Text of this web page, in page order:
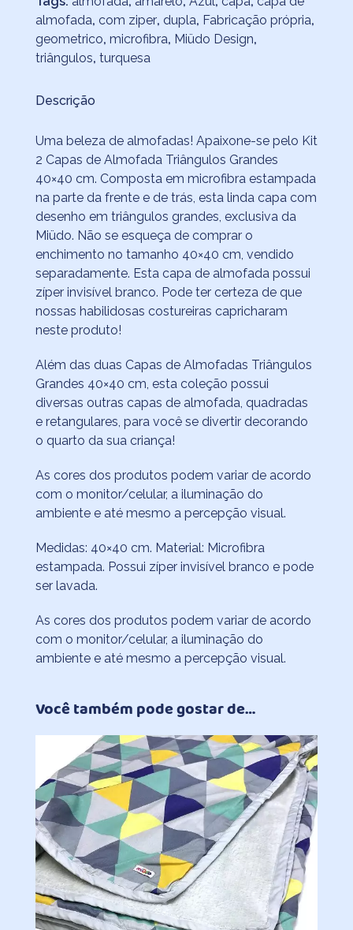
almofada, com ziper, dupla, Fabricação própria,
geometrico, microfibra, Miüdo Design,
triângulos, turquesa
Descrição
Uma beleza de almofadas! Apaixone-se pelo Kit
2 Capas de Almofada Triângulos Grandes
40×40 cm. Composta em microfibra estampada
na parte da frente e de trás, esta linda capa com
desenho em triângulos grandes, exclusiva da
Miüdo. Não se esqueça de comprar o
enchimento no tamanho 40×40 cm, vendido
separadamente. Esta capa de almofada possui
zíper invisível branco. Pode ter certeza de que
nossas habilidosas costureiras capricharam
neste produto!
Além das duas Capas de Almofadas Triângulos
Grandes 40×40 cm, esta coleção possui
diversas outras capas de almofada, quadradas
e retangulares, para você se divertir decorando
o quarto da sua criança!
As cores dos produtos podem variar de acordo
com o monitor/celular, a iluminação do
ambiente e até mesmo a percepção visual.
Medidas: 40×40 cm. Material: Microfibra
estampada. Possui zíper invisível branco e pode
ser lavada.
As cores dos produtos podem variar de acordo
com o monitor/celular, a iluminação do
ambiente e até mesmo a percepção visual.
Você também pode gostar de…